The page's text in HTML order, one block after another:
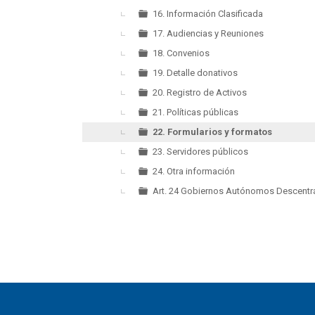
16. Información Clasificada
17. Audiencias y Reuniones
18. Convenios
19. Detalle donativos
20. Registro de Activos
21. Políticas públicas
22. Formularios y formatos
23. Servidores públicos
24. Otra información
Art. 24 Gobiernos Autónomos